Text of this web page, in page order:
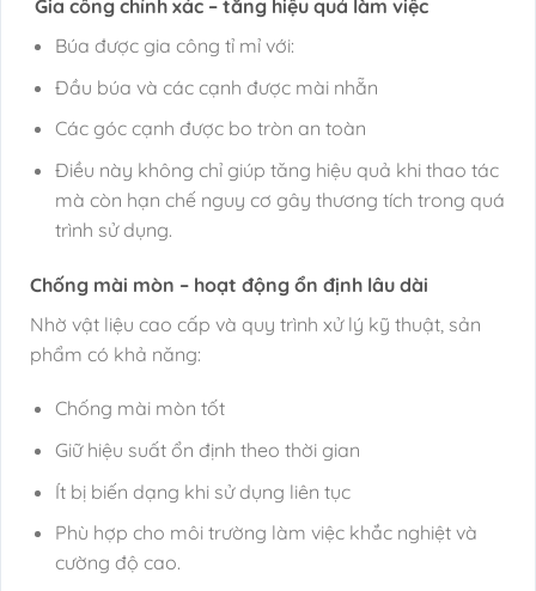
Gia công chính xác – tăng hiệu quả làm việc
Búa được gia công tỉ mỉ với:
Đầu búa và các cạnh được mài nhẵn
Các góc cạnh được bo tròn an toàn
Điều này không chỉ giúp tăng hiệu quả khi thao tác
mà còn hạn chế nguy cơ gây thương tích trong quá
trình sử dụng.
Chống mài mòn – hoạt động ổn định lâu dài
Nhờ vật liệu cao cấp và quy trình xử lý kỹ thuật, sản
phẩm có khả năng:
Chống mài mòn tốt
Giữ hiệu suất ổn định theo thời gian
Ít bị biến dạng khi sử dụng liên tục
Phù hợp cho môi trường làm việc khắc nghiệt và
cường độ cao.